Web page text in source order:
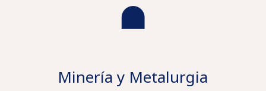
Minería y Metalurgia